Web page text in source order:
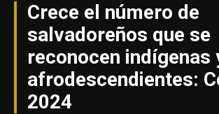
Crece el número de
salvadoreños que se
reconocen indígenas
afrodescendientes:
2024